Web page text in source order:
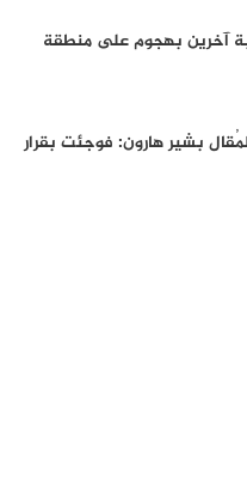
آخرين بهجوم على منطقة
بشير هارون: فوجئت بقرار